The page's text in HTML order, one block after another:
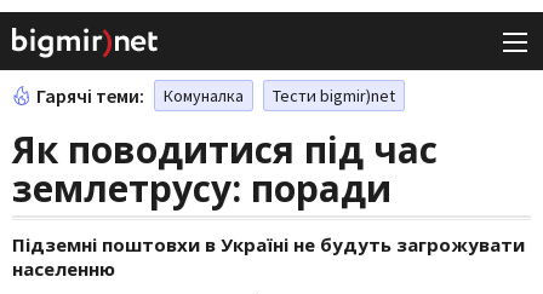
Гарячі теми: Комуналка Тести bigmir)net
Як поводитися під час
землетрусу: поради
Підземні поштовхи в Україні не будуть загрожувати
населенню